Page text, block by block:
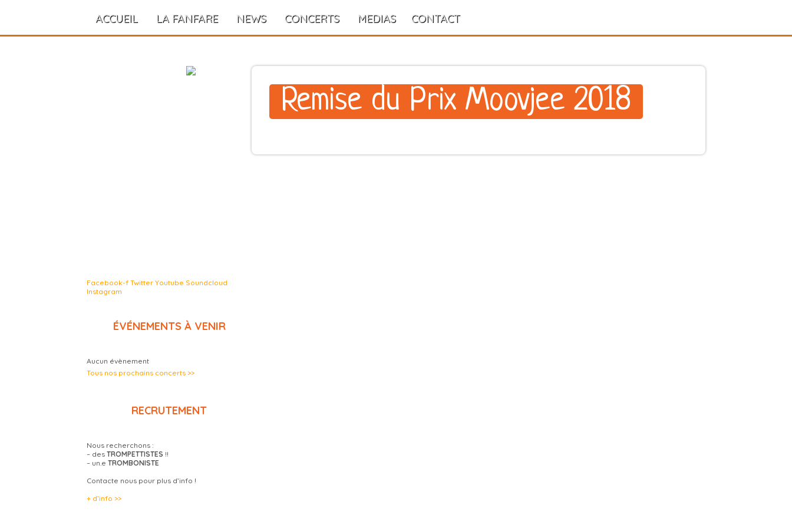
ACCUEIL LA FANFARE NEWS CONCERTS MEDIAS CONTACT
Facebook-f Twitter Youtube Soundcloud
Instagram
ÉVÉNEMENTS À VENIR
Aucun évènement
Tous nos prochains concerts >>
RECRUTEMENT
Nous recherchons :
– des TROMPETTISTES !!
– un.e TROMBONISTE
Contacte nous pour plus d’info !
+ d’info >>
Remise du Prix Moovjee 2018